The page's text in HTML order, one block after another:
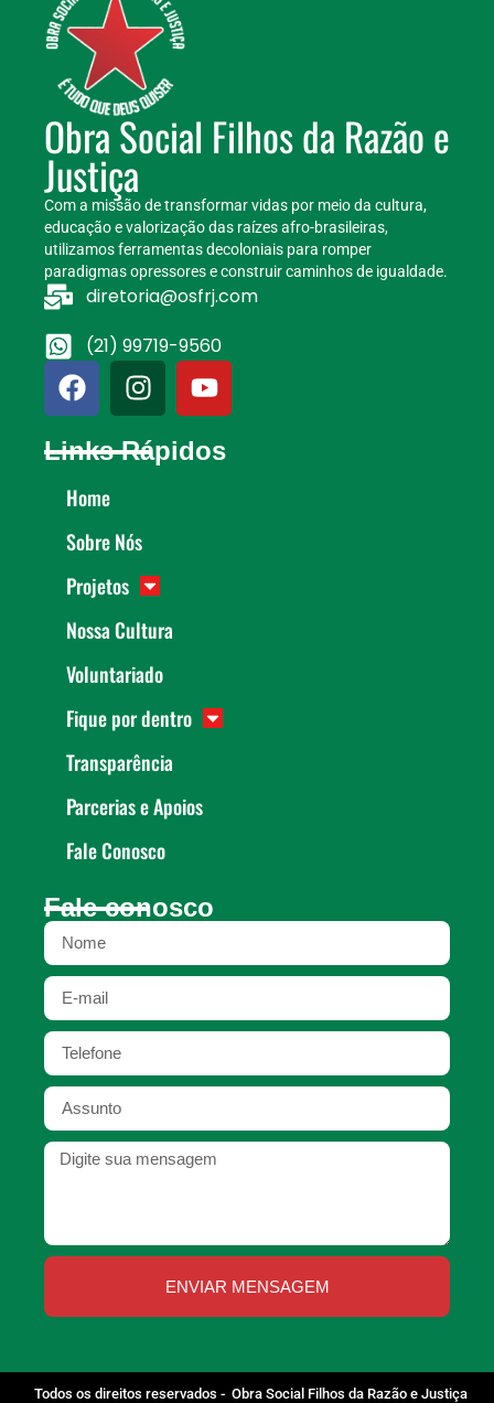
Obra Social Filhos da Razão e
Justiça
Com a missão de transformar vidas por meio da cultura,
educação e valorização das raízes afro-brasileiras,
utilizamos ferramentas decoloniais para romper
paradigmas opressores e construir caminhos de igualdade.
diretoria@osfrj.com
(21) 99719-9560
Links Rápidos
Home
Sobre Nós
Projetos
Nossa Cultura
Voluntariado
Fique por dentro
Transparência
Parcerias e Apoios
Fale Conosco
Fale conosco
ENVIAR MENSAGEM
Todos os direitos reservados - Obra Social Filhos da Razão e Justiça